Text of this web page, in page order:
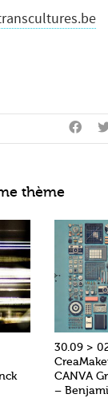
thème
30.09 >
CANVA
–